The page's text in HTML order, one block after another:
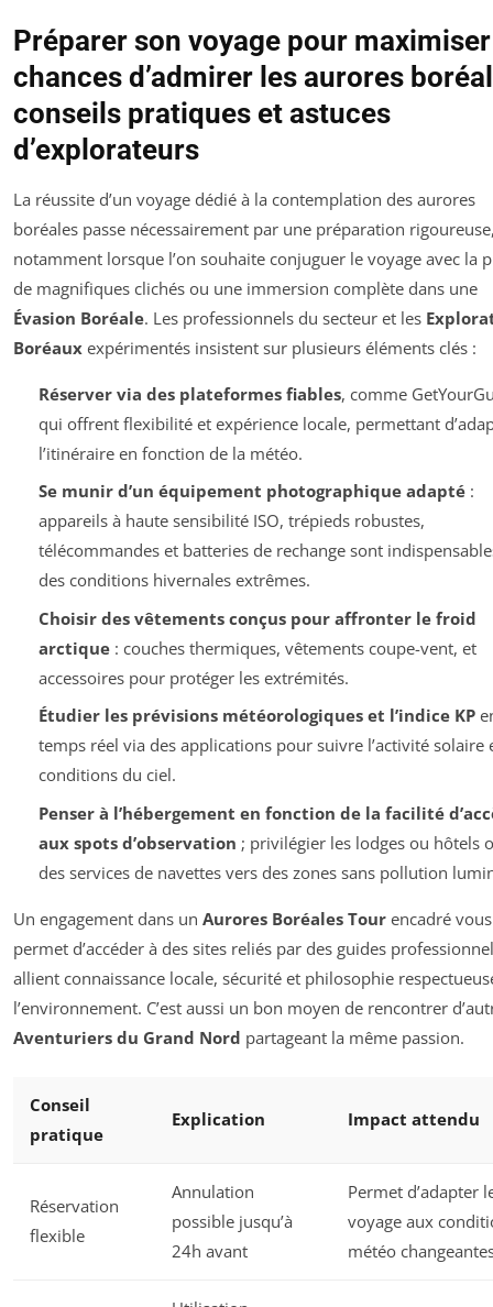
Préparer son voyage pour
chances d’admirer les aurores
conseils pratiques et astuces
d’explorateurs
La réussite d’un voyage dédié à la contemplation des aurores
boréales passe nécessairement par une préparation
notamment lorsque l’on souhaite conjuguer le voyage avec la
de magnifiques clichés ou une immersion complète dans une
Évasion Boréale. Les professionnels du secteur et les
Boréaux expérimentés insistent sur plusieurs éléments clés :
Réserver via des plateformes fiables, comme
qui offrent flexibilité et expérience locale, permettant
l’itinéraire en fonction de la météo.
Se munir d’un équipement photographique adapté:
appareils à haute sensibilité ISO, trépieds robustes,
télécommandes et batteries de rechange sont
des conditions hivernales extrêmes.
Choisir des vêtements conçus pour affronter le froid
arctique: couches thermiques, vêtements coupe-vent, et
accessoires pour protéger les extrémités.
Étudier les prévisions météorologiques et l’indice KP
temps réel via des applications pour suivre l’activité solaire
conditions du ciel.
Penser à l’hébergement en fonction de la facilité
aux spots d’observation ; privilégier les lodges ou hôtels
des services de navettes vers des zones sans pollution
Un engagement dans un Aurores Boréales Tour encadré vous
permet d’accéder à des sites reliés par des guides
allient connaissance locale, sécurité et philosophie
l’environnement. C’est aussi un bon moyen de rencontrer
Aventuriers du Grand Nord partageant la même passion.
Conseil
pratique
Explication Impact attendu
Réservation
flexible
Annulation
possible jusqu’à
24h avant
Permet d’adapter
voyage aux
météo